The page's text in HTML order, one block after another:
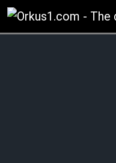
Zum
Inhalt
springen